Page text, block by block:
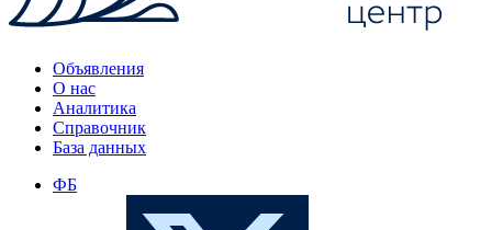
Объявления
О нас
Аналитика
Справочник
База данных
ФБ